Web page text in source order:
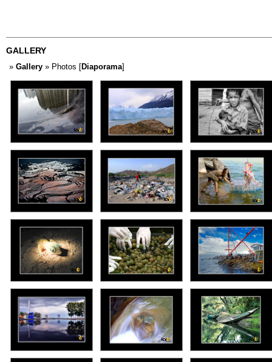
GALLERY
» Gallery » Photos [Diaporama]